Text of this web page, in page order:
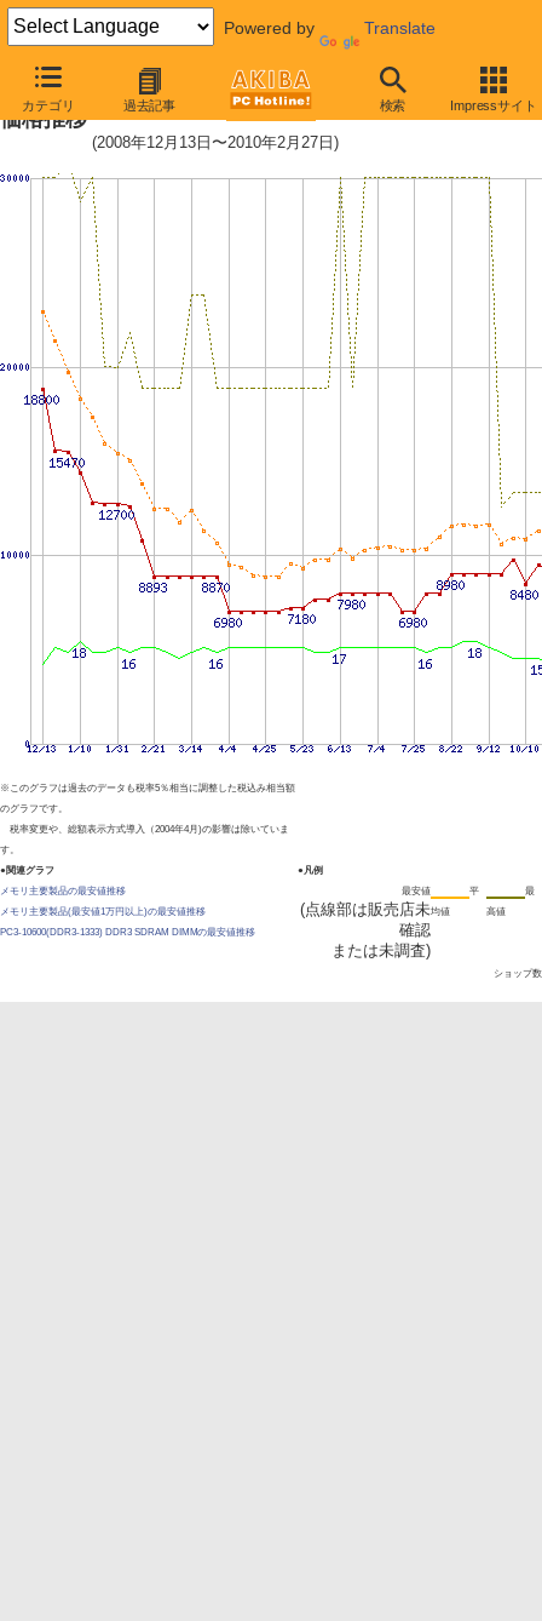
Powered by Translate
カテゴリ 過去記事 検索 Impressサイト
PC3-10600 2GB×3枚組みセットの
価格推移
(2008年12月13日〜2010年2月27日)
※このグラフは過去のデータも税率5％相当に調整した税込み相当額
のグラフです。
税率変更や、総額表示方式導入（2004年4月)の影響は除いていま
す。
●関連グラフ
メモリ主要製品の最安値推移
メモリ主要製品(最安値1万円以上)の最安値推移
PC3-10600(DDR3-1333) DDR3 SDRAM DIMMの最安値推移
●凡例
最安値
(点線部は販売店未
確認
または未調査)
平
均値
最
高値
ショップ数